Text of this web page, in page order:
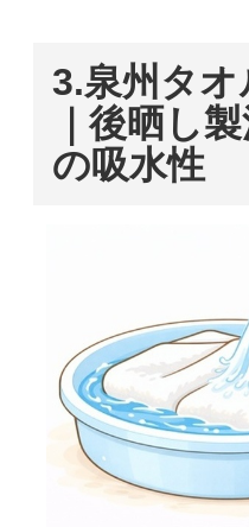
3.泉州タ
｜後晒し
の吸水性